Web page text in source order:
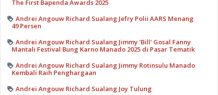
The First Bapenda Awards 2025
Andrei Angouw Richard Sualang Jefry Polii AARS Menang
49 Persen
Andrei Angouw Richard Sualang Jimmy 'Bill' Gosal Fanny
Mantali Festival Bung Karno Manado 2025 di Pasar Tematik
Andrei Angouw Richard Sualang Jimmy Rotinsulu Manado
Kembali Raih Penghargaan
Andrei Angouw Richard Sualang Joy Tulung